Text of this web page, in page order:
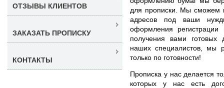
для прописки. Мы сможем
адресов под ваши
оформления
получения вами готовых
наших специалистов, мы
только по готовности!
Прописка у нас делается
которых у нас есть
ОТЗЫВЫ КЛИЕНТОВ
ЗАКАЗАТЬ ПРОПИСКУ
КОНТАКТЫ